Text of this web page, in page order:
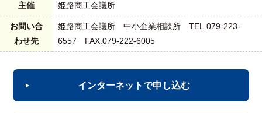
主催 姫路商工会議所
お問い合
わせ先
姫路商工会議所 中小企業相談所 TEL.079-223-
6557 FAX.079-222-6005
インターネットで申し込む